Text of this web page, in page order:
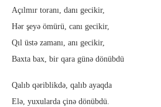
Açılmır toranı, danı gecikir,
Hər şeyə ömürü, canı gecikir,
Qıl üstə zamanı, anı gecikir,
Baxta bax, bir qara günə dönübdü
Qalıb qəriblikdə, qalıb ayaqda
Elə, yuxularda çinə dönübdü.